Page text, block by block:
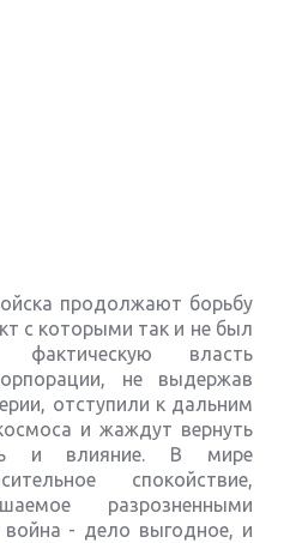
продолжают борьбу
с которыми так и не был
власть
не выдержав
отступили к дальним
и жаждут вернуть
и влияние. В мире
спокойствие,
разрозненными
война - дело выгодное, и